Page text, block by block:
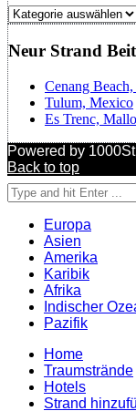
Regionen
Neur Strand
Cenang
Tulum, Mexico
Es Trenc,
Powered by
Back to top
Search
for:
Europa
Asien
Amerika
Karibik
Afrika
Indischer
Pazifik
Home
Traumstrände
Hotels
Strand